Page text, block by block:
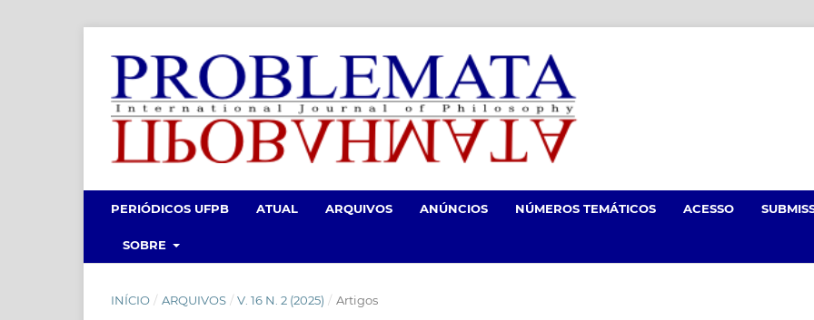
PERIÓDICOS UFPB ATUAL ARQUIVOS ANÚNCIOS NÚMEROS TEMÁTICOS ACESSO
SOBRE
INÍCIO / ARQUIVOS / V. 16 N. 2 (2025) / Artigos